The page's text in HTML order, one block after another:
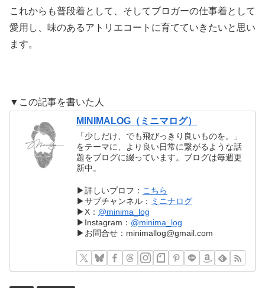
これからも普段着として、そしてブロガーの仕事着として
愛用し、味のあるアトリエコートに育てていきたいと思い
ます。
▼この記事を書いた人
MINIMALOG（ミニマログ）
「少しだけ、でも飛びっきり良いものを。」
をテーマに、より良い日常に繋がるような話
題をブログに綴っています。ブログは毎週更
新中。
▶︎詳しいプロフ： こちら
▶︎サブチャンネル： ミニナログ
▶︎X： @minima_log
▶︎Instagram： @minima_log
▶︎お問合せ：minimallog@gmail.com